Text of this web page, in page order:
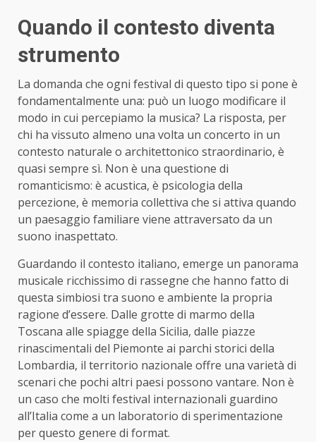
Quando il contesto diventa
strumento
La domanda che ogni festival di questo tipo si pone è
fondamentalmente una: può un luogo modificare il
modo in cui percepiamo la musica? La risposta, per
chi ha vissuto almeno una volta un concerto in un
contesto naturale o architettonico straordinario, è
quasi sempre sì. Non è una questione di
romanticismo: è acustica, è psicologia della
percezione, è memoria collettiva che si attiva quando
un paesaggio familiare viene attraversato da un
suono inaspettato.
Guardando il contesto italiano, emerge un panorama
musicale ricchissimo di rassegne che hanno fatto di
questa simbiosi tra suono e ambiente la propria
ragione d’essere. Dalle grotte di marmo della
Toscana alle spiagge della Sicilia, dalle piazze
rinascimentali del Piemonte ai parchi storici della
Lombardia, il territorio nazionale offre una varietà di
scenari che pochi altri paesi possono vantare. Non è
un caso che molti festival internazionali guardino
all’Italia come a un laboratorio di sperimentazione
per questo genere di format.